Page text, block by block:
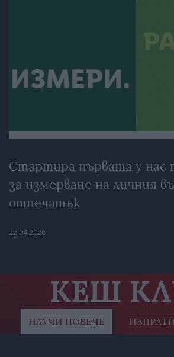
Стартира първата у нас
за измерване на личния
отпечатък
22.04.2026
КЕШ
НАУЧИ ПОВЕЧЕ